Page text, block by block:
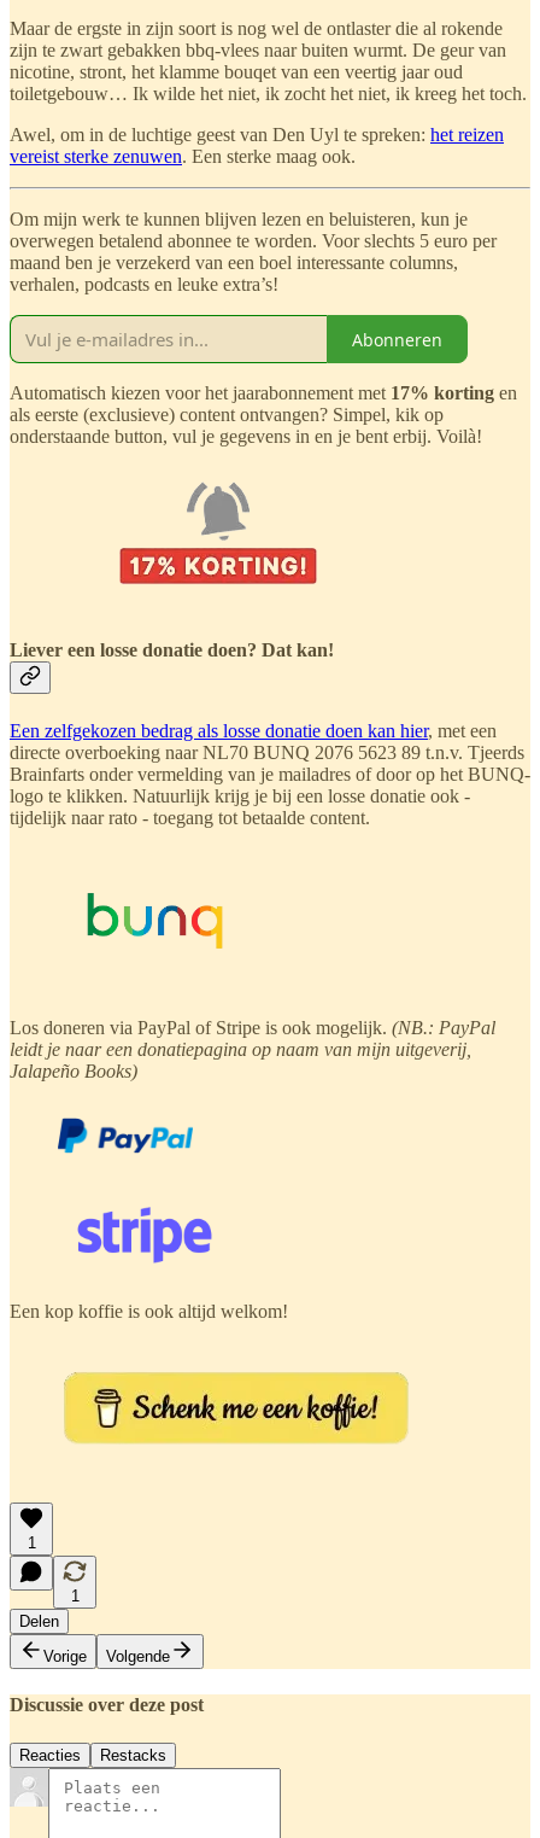
Maar de ergste in zijn soort is nog wel de ontlaster die al rokende
zijn te zwart gebakken bbq-vlees naar buiten wurmt. De geur van
nicotine, stront, het klamme bouqet van een veertig jaar oud
toiletgebouw… Ik wilde het niet, ik zocht het niet, ik kreeg het toch.
Awel, om in de luchtige geest van Den Uyl te spreken: het reizen
vereist sterke zenuwen. Een sterke maag ook.
Om mijn werk te kunnen blijven lezen en beluisteren, kun je
overwegen betalend abonnee te worden. Voor slechts 5 euro per
maand ben je verzekerd van een boel interessante columns,
verhalen, podcasts en leuke extra’s!
Abonneren
Automatisch kiezen voor het jaarabonnement met 17% korting en
als eerste (exclusieve) content ontvangen? Simpel, kik op
onderstaande button, vul je gegevens in en je bent erbij. Voilà!
Liever een losse donatie doen? Dat kan!
Een zelfgekozen bedrag als losse donatie doen kan hier, met een
directe overboeking naar NL70 BUNQ 2076 5623 89 t.n.v. Tjeerds
Brainfarts onder vermelding van je mailadres of door op het BUNQ-
logo te klikken. Natuurlijk krijg je bij een losse donatie ook -
tijdelijk naar rato - toegang tot betaalde content.
Los doneren via PayPal of Stripe is ook mogelijk. (NB.: PayPal
leidt je naar een donatiepagina op naam van mijn uitgeverij,
Jalapeño Books)
Een kop koffie is ook altijd welkom!
1
1
Delen
Vorige
Volgende
Discussie over deze post
Reacties Restacks